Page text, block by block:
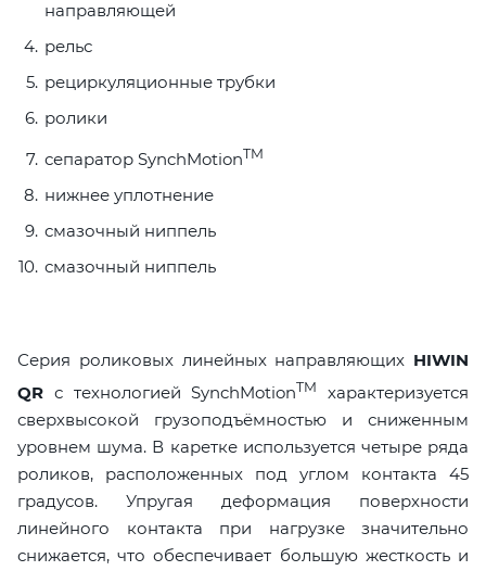
направляющей
рельс
рециркуляционные трубки
ролики
сепаратор SynchMotionTM
нижнее уплотнение
смазочный ниппель
смазочный ниппель
Серия роликовых линейных направляющих HIWIN
QR с технологией SynchMotionTM
характеризуется
сверхвысокой грузоподъёмностью и сниженным
уровнем шума. В каретке используется четыре ряда
роликов, расположенных под углом контакта 45
градусов. Упругая деформация поверхности
линейного контакта при нагрузке значительно
снижается, что обеспечивает большую жесткость и